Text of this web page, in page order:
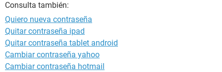
Consulta también:
Quiero nueva contraseña
Quitar contraseña ipad
Quitar contraseña tablet android
Cambiar contraseña yahoo
Cambiar contraseña hotmail